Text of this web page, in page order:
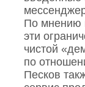
По мнению
эти
чистой
по
Песков